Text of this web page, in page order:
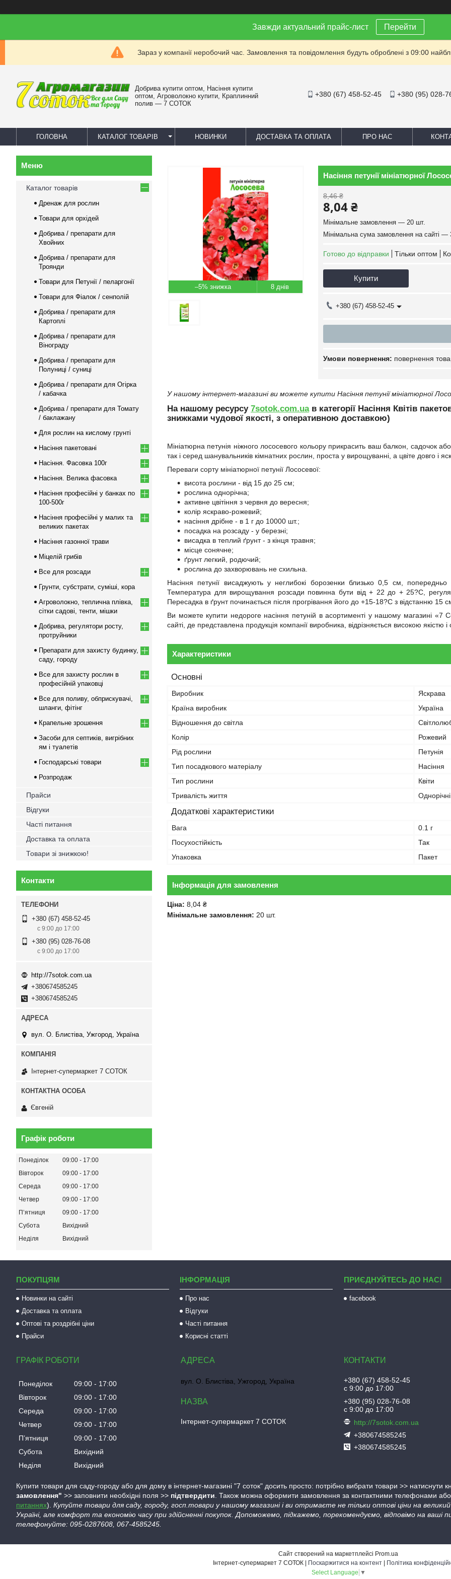
Завжди актуальний прайс-лист Перейти
Зараз у компанії неробочий час. Замовлення та повідомлення будуть оброблені з 09:00
Добрива купити оптом, Насіння купити
оптом, Агроволокно купити, Краплинний
полив — 7 СОТОК
+380 (67) 458-52-45 +380 (95) 028-
ГОЛОВНА КАТАЛОГ ТОВАРІВ НОВИНКИ ДОСТАВКА ТА ОПЛАТА ПРО НАС
–5% 8 днів
Насіння петунії мініатюрної
8,46 ₴
8,04 ₴
Мінімальне замовлення — 20 шт.
Мінімальна сума замовлення на сайті —
Готово до відправки Тільки оптом
Купити
+380 (67) 458-52-45
повернення
У нашому інтернет-магазині ви можете купити Насіння петунії мініатюрної
На нашому ресурсу 7sotok.com.uaв категорії Насіння Квітів
знижками чудової якості, з оперативною доставкою)
Мініатюрна петунія ніжного лососевого кольору прикрасить ваш балкон, садочок
так і серед шанувальників кімнатних рослин, проста у вирощуванні, а цвіте довго і
Переваги сорту мініатюрної петунії Лососевої:
висота рослини - від 15 до 25 см;
рослина однорічна;
активне цвітіння з червня до вересня;
колір яскраво-рожевий;
насіння дрібне - в 1 г до 10000 шт.;
посадка на розсаду - у березні;
висадка в теплий ґрунт - з кінця травня;
місце сонячне;
ґрунт легкий, родючий;
рослина до захворювань не схильна.
Насіння петунії висаджують у неглибокі борозенки близько 0,5 см,
Температура для вирощування розсади повинна бути від + 22 до + 25?С,
Пересадка в ґрунт починається після прогрівання його до +15-18?С з відстанню 15
Ви можете купити недороге насіння петуній в асортименті у нашому магазині «7
сайті, де представлена продукція компанії виробника, відрізняється високою якістю
Характеристики
Основні
Виробник
Яскрава
Країна виробник
Україна
Відношення до світла
Колір
Рожевий
Рід рослини
Петунія
Тип посадкового матеріалу
Насіння
Тип рослини
Квіти
Тривалість життя
Однорічні
Додаткові характеристики
Вага
0.1 г
Посухостійкість
Так
Упаковка
Пакет
Інформація для замовлення
Ціна: 8,04 ₴
Мінімальне замовлення: 20 шт.
Каталог товарів
Дренаж для рослин
Товари для орхідей
Добрива / препарати для
Хвойних
Добрива / препарати для
Троянди
Товари для Петунії / пеларгонії
Товари для Фіалок / сенполій
Добрива / препарати для
Картоплі
Добрива / препарати для
Вінограду
Добрива / препарати для
Полуниці / суниці
Добрива / препарати для Огірка
/ кабачка
Добрива / препарати для Томату
/ баклажану
Для рослин на кислому грунті
Насіння пакетовані
Насіння. Фасовка 100г
Насіння. Велика фасовка
Насіння професійні у банках по
100-500г
Насіння професійні у малих та
великих пакетах
Насіння газонної трави
Міцелій грибів
Все для розсади
Грунти, субстрати, суміші, кора
Агроволокно, теплична плівка,
сітки садові, тенти, мішки
Добрива, регулятори росту,
протруйники
Препарати для захисту будинку,
саду, городу
Все для захисту рослин в
професійній упаковці
Все для поливу, обприскувачі,
шланги, фітінг
Крапельне зрошення
Засоби для септиків, вигрібних
ям і туалетів
Господарські товари
Розпродаж
Прайси
Відгуки
Часті питання
Доставка та оплата
Товари зі знижкою!
Контакти
+380 (67) 458-52-45
с 9:00 до 17:00
+380 (95) 028-76-08
с 9:00 до 17:00
http://7sotok.com.ua
+380674585245
+380674585245
вул. О. Блистіва, Ужгород, Україна
Інтернет-супермаркет 7 СОТОК
Євгеній
Графік роботи
Понеділок 09:00
17:00
Вівторок
09:00
17:00
Середа
09:00
17:00
Четвер
09:00
17:00
Пʼятниця
09:00
17:00
Субота
Вихідний
Неділя
Вихідний
ПОКУПЦЯМ
Новинки на сайті
Доставка та оплата
Оптові та роздрібні ціни
Прайси
ІНФОРМАЦІЯ
Про нас
Відгуки
Часті питання
Корисні статті
ПРИЄДНУЙТЕСЬ ДО НАС!
facebook
ГРАФІК РОБОТИ
Понеділок 09:00
17:00
Вівторок
09:00
17:00
Середа
09:00
17:00
Четвер
09:00
17:00
Пʼятниця
09:00
17:00
Субота
Вихідний
Неділя
Вихідний
вул. О. Блистіва, Ужгород, Україна
Інтернет-супермаркет 7 СОТОК
+380 (67) 458-52-45
с 9:00 до 17:00
+380 (95) 028-76-08
с 9:00 до 17:00
http://7sotok.com.ua
+380674585245
+380674585245
Купити товари для саду-городу або для дому в інтернет-магазині "7 соток" досить просто: потрібно вибрати товари >> натиснути
замовлення" >> заповнити необхідні поля >> підтвердити. Також можна оформити замовлення за контактними телефонами
питаннях). Купуйте товари для саду, городу, госп.товари у нашому магазині і ви отримаєте не тільки оптові ціни на
Україні, але комфорт та економію часу при здійсненні покупок. Допоможемо, підкажемо, порекомендуємо, відповімо на ваші
телефонуйте: 095-0287608, 067-4585245.
Сайт створений на маркетплейсі Prom.ua
Поскаржитися на контент
Політика
Select Language ▼